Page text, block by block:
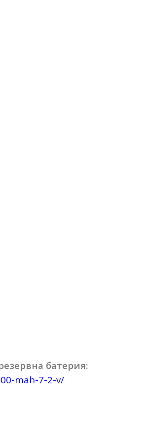
батерия:
mah-7-2-v/